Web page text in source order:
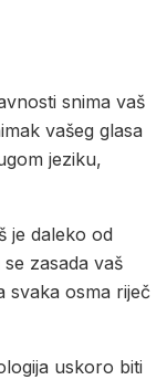
snima vaš
vašeg glasa
jeziku,
je daleko od
zasada vaš
svaka osma riječ
uskoro biti